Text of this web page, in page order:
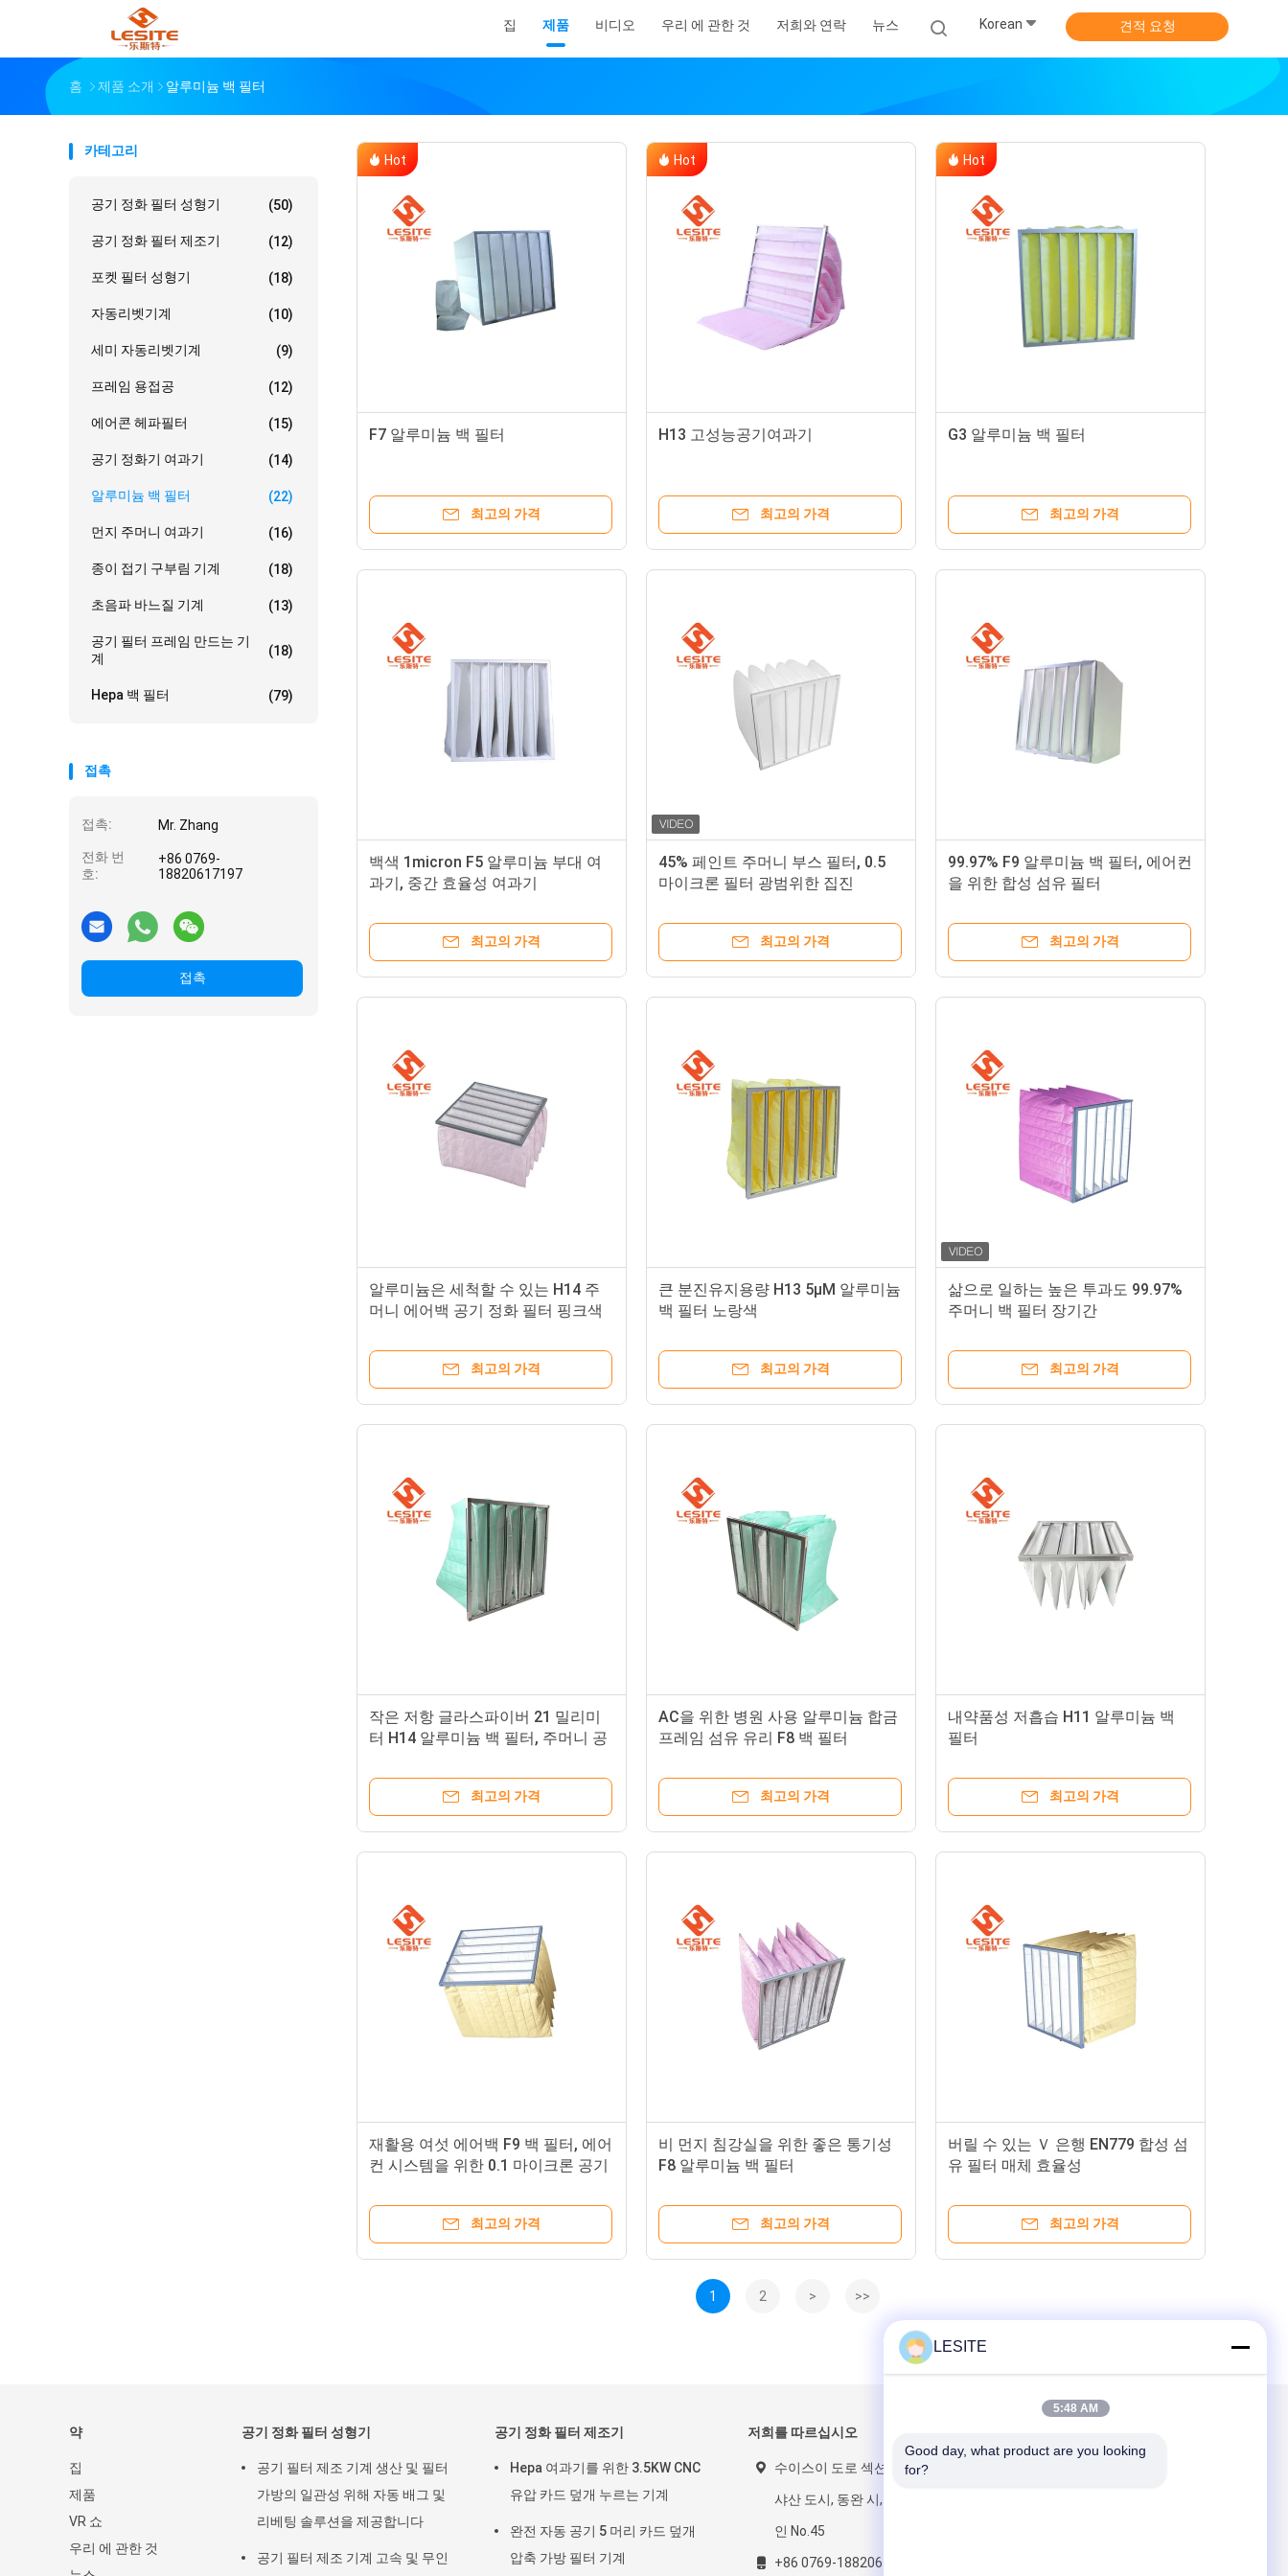
집 제품 비디오 우리 에 관한 것 저희와 연락 뉴스 Korean 견적 요청
홈 제품 소개 알루미늄 백 필터
카테고리
공기 정화 필터 성형기 (50)
공기 정화 필터 제조기 (12)
포켓 필터 성형기 (18)
자동리벳기계 (10)
세미 자동리벳기계 (9)
프레임 용접공 (12)
에어콘 헤파필터 (15)
공기 정화기 여과기 (14)
알루미늄 백 필터 (22)
먼지 주머니 여과기 (16)
종이 접기 구부림 기계 (18)
초음파 바느질 기계 (13)
공기 필터 프레임 만드는 기
계
(18)
Hepa 백 필터 (79)
접촉
접촉: Mr. Zhang
전화 번
호:
+86 0769-
18820617197
접촉
Hot
F7 알루미늄 백 필터
최고의 가격
Hot
H13 고성능공기여과기
최고의 가격
Hot
G3 알루미늄 백 필터
최고의 가격
백색 1micron F5 알루미늄 부대 여
과기, 중간 효율성 여과기
최고의 가격
45% 페인트 주머니 부스 필터, 0.5
마이크론 필터 광범위한 집진
최고의 가격
99.97% F9 알루미늄 백 필터, 에어컨
을 위한 합성 섬유 필터
최고의 가격
알루미늄은 세척할 수 있는 H14 주
머니 에어백 공기 정화 필터 핑크색
최고의 가격
큰 분진유지용량 H13 5μM 알루미늄
백 필터 노랑색
최고의 가격
삶으로 일하는 높은 투과도 99.97%
주머니 백 필터 장기간
최고의 가격
작은 저항 글라스파이버 21 밀리미
터 H14 알루미늄 백 필터, 주머니 공
최고의 가격
AC을 위한 병원 사용 알루미늄 합금
프레임 섬유 유리 F8 백 필터
최고의 가격
내약품성 저흡습 H11 알루미늄 백
필터
최고의 가격
재활용 여섯 에어백 F9 백 필터, 에어
컨 시스템을 위한 0.1 마이크론 공기
최고의 가격
비 먼지 침강실을 위한 좋은 통기성
F8 알루미늄 백 필터
최고의 가격
버릴 수 있는 Ｖ 은행 EN779 합성 섬
유 필터 매체 효율성
최고의 가격
1 2 > >>
약
집
제품
VR 쇼
우리 에 관한 것
공기 정화 필터 성형기
공기 필터 제조 기계 생산 및 필터
가방의 일관성 위해 자동 배그 및
리베팅 솔루션을 제공합니다
공기 필터 제조 기계 고속 및 무인
공기 정화 필터 제조기
Hepa 여과기를 위한 3.5KW CNC
유압 카드 덮개 누르는 기계
완전 자동 공기 5 머리 카드 덮개
압축 가방 필터 기계
저희를 따르십시오
수이스이 도로 섹션, 한스이,
샤산 도시, 동완 시, 광동 지방
인 No.45
+86 0769-18820617197
LESITE
5:48 AM
Good day, what product are you looking
for?